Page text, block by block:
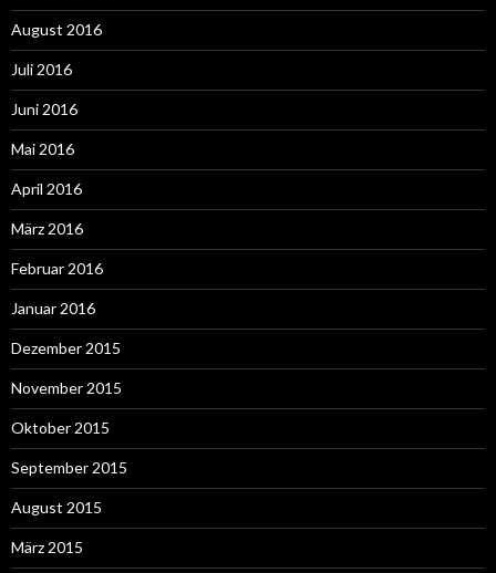
August 2016
Juli 2016
Juni 2016
Mai 2016
April 2016
März 2016
Februar 2016
Januar 2016
Dezember 2015
November 2015
Oktober 2015
September 2015
August 2015
März 2015